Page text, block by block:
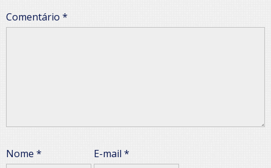
Comentário *
Nome * E-mail *